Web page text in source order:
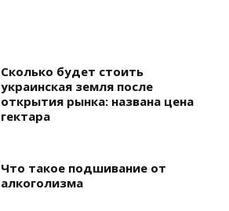
Сколько будет стоить
украинская земля после
открытия рынка: названа цена
гектара
Что такое подшивание от
алкоголизма